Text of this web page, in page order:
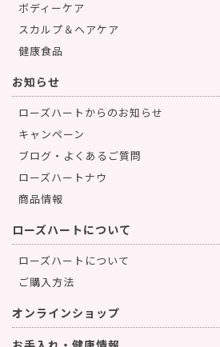
ボディーケア
スカルプ＆ヘアケア
健康食品
お知らせ
ローズハートからのお知らせ
キャンペーン
ブログ・よくあるご質問
ローズハートナウ
商品情報
ローズハートについて
ローズハートについて
ご購入方法
オンラインショップ